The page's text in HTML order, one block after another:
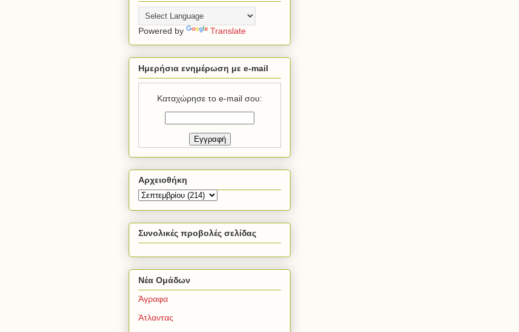
Powered by Translate
Ημερήσια ενημέρωση με e-mail
Καταχώρησε το e-mail σου:
Αρχειοθήκη
Συνολικές προβολές σελίδας
Νέα Ομάδων
Άγραφα
Άτλαντας